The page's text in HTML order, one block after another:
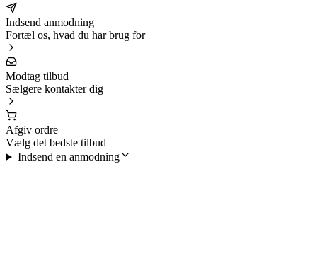
Indsend anmodning
Fortæl os, hvad du har brug for
Modtag tilbud
Sælgere kontakter dig
Afgiv ordre
Vælg det bedste tilbud
Indsend en anmodning